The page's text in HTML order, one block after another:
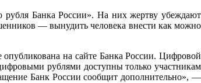
Банка России». На них жертву убеждают
— вынудить человека внести как можно
на сайте Банка России. Цифровой
рублями доступны только участникам
Банк России сообщит дополнительно», —